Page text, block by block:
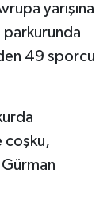
yarışına
parkurunda
49 sporcu
coşku,